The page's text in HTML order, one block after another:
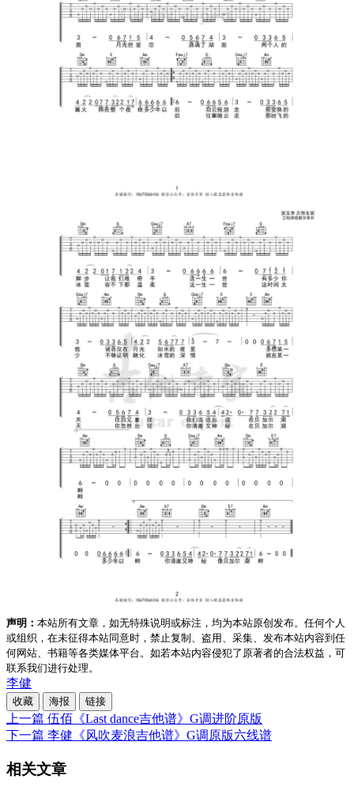
声明： 本站所有文章，如无特殊说明或标注，均为本站原创发布。任何个人
或组织，在未征得本站同意时，禁止复制、盗用、采集、发布本站内容到任
何网站、书籍等各类媒体平台。如若本站内容侵犯了原著者的合法权益，可
联系我们进行处理。
李健
收藏 海报 链接
上一篇 伍佰《Last dance吉他谱》G调进阶原版
下一篇 李健《风吹麦浪吉他谱》G调原版六线谱
相关文章